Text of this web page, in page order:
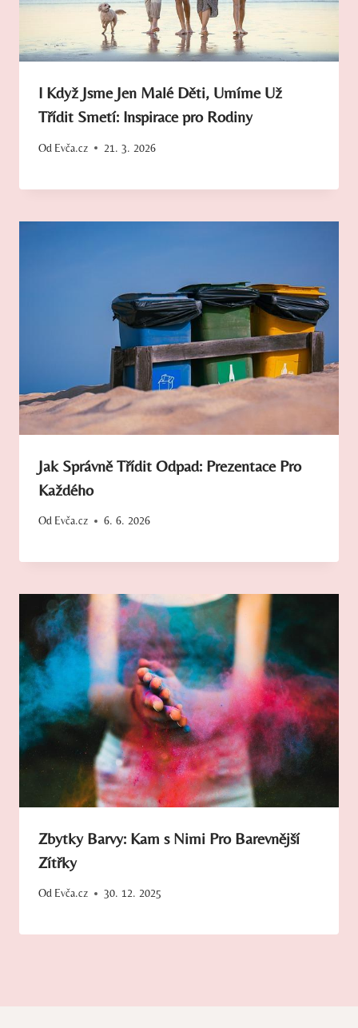
I Když Jsme Jen Malé Děti, Umíme Už
Třídit Smetí: Inspirace pro Rodiny
Od Evča.cz 21. 3. 2026
Jak Správně Třídit Odpad: Prezentace Pro
Každého
Od Evča.cz 6. 6. 2026
Zbytky Barvy: Kam s Nimi Pro Barevnější
Zítřky
Od Evča.cz 30. 12. 2025